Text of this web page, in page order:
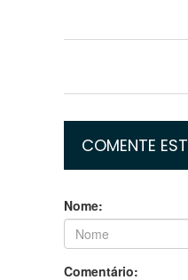
outras. A
instrumento
COMENTE
Nome:
Comentário: